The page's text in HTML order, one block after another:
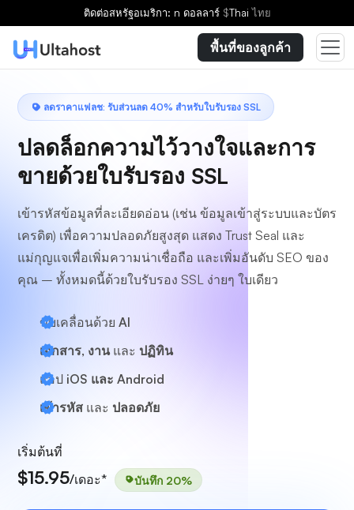
ติดต่อสหรัฐอเมริกา: n ดอลลาร์ $Thaiไทย
พื้นที่ของลูกค้า
ลดราคาแฟลช: รับส่วนลด 40% สำหรับใบรับรอง SSL
ปลดล็อกความไว้วางใจและการ
ขายด้วยใบรับรอง SSL
เข้ารหัสข้อมูลที่ละเอียดอ่อน (เช่น ข้อมูลเข้าสู่ระบบและบัตร
เครดิต) เพื่อความปลอดภัยสูงสุด แสดง Trust Seal และ
แม่กุญแจเพื่อเพิ่มความน่าเชื่อถือ และเพิ่มอันดับ SEO ของ
คุณ – ทั้งหมดนี้ด้วยใบรับรอง SSL ง่ายๆ ใบเดียว
ขับเคลื่อนด้วย AI
เอกสาร, งานและ ปฏิทิน
แอป iOS และ Android
เข้ารหัส และ ปลอดภัย
เริ่มต้นที่
$15.95/เดอะ* บันทึก 20%